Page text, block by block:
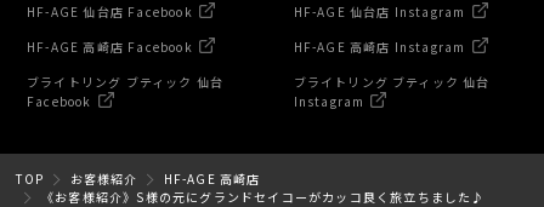
HF-AGE 仙台店 Facebook
HF-AGE 高崎店 Facebook
ブライトリング ブティック 仙台
Facebook
HF-AGE 仙台店 Instagram
HF-AGE 高崎店 Instagram
ブライトリング ブティック 仙台
Instagram
TOP お客様紹介
HF-AGE 高崎店
《お客様紹介》S様の元にグランドセイコーがカッコ良く旅立ちました♪